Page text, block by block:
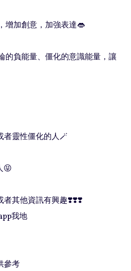
增加創意，加強表達👄
的負能量、僵化的意識能量，讓
者靈性僵化的人🪄
😝
者其他資訊有興趣❣️❣️❣️
我地
參考